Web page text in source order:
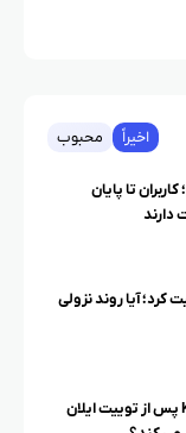
اخیراً محبوب
تا پایان
دارند
کرد؛ آیا روند نزولی
رشد میم کوین Kekius Maximus پس از توییت ایلان